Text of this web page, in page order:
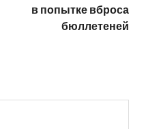
в попытке вброса
бюллетеней